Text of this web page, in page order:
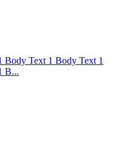
Text 1 Body Text 1
B...